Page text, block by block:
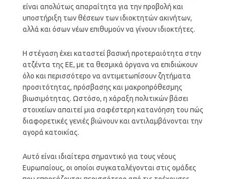
είναι απολύτως απαραίτητα για την προβολή και
υποστήριξη των θέσεων των ιδιοκτητών ακινήτων,
αλλά και όσων νέων επιθυμούν να γίνουν ιδιοκτήτες.
Η στέγαση έχει καταστεί βασική προτεραιότητα στην
ατζέντα της ΕΕ, με τα θεσμικά όργανα να επιδιώκουν
όλο και περισσότερο να αντιμετωπίσουν ζητήματα
προσιτότητας, πρόσβασης και μακροπρόθεσμης
βιωσιμότητας. Ωστόσο, η χάραξη πολιτικών βάσει
στοιχείων απαιτεί μια σαφέστερη κατανόηση του πώς
διαφορετικές γενιές βιώνουν και αντιλαμβάνονται την
αγορά κατοικίας.
Αυτό είναι ιδιαίτερα σημαντικό για τους νέους
Ευρωπαίους, οι οποίοι συγκαταλέγονται στις ομάδες